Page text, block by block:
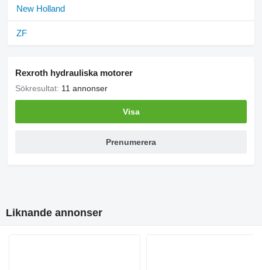
New Holland
ZF
Rexroth hydrauliska motorer
Sökresultat: 11 annonser
Visa
Prenumerera
Liknande annonser